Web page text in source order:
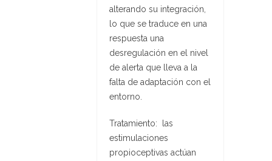
alterando su integración,
lo que se traduce en una
respuesta una
desregulación en el nivel
de alerta que lleva a la
falta de adaptación con el
entorno.
Tratamiento: las
estimulaciones
propioceptivas actúan